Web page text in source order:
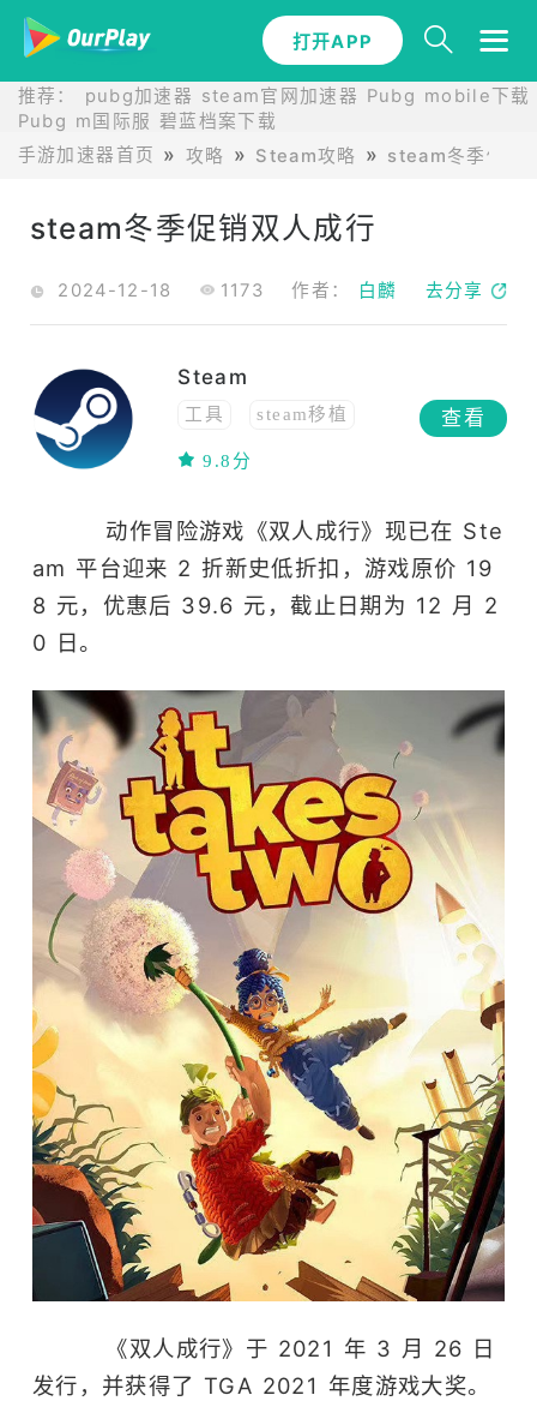
打开APP
推荐： pubg加速器 steam官网加速器 Pubg mobile下载
Pubg m国际服 碧蓝档案下载
手游加速器首页
攻略 Steam攻略 steam冬季促销
steam冬季促销双人成行
2024-12-18 1173 作者： 白麟 去分享
Steam
工具
steam移植
9.8分
查看
动作冒险游戏《双人成行》现已在 Ste
am 平台迎来 2 折新史低折扣，游戏原价 19
8 元，优惠后 39.6 元，截止日期为 12 月 2
0 日。
《双人成行》于 2021 年 3 月 26 日
发行，并获得了 TGA 2021 年度游戏大奖。